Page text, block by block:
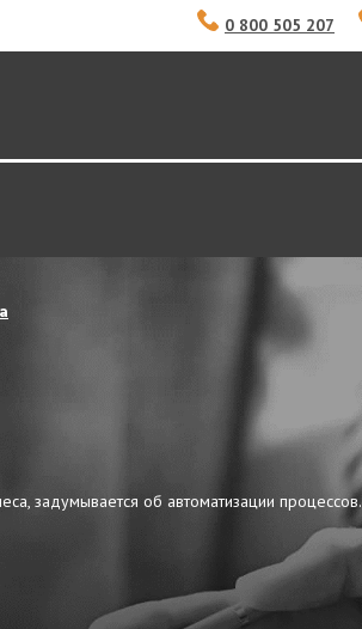
0 800 505 207
задумывается об автоматизации процессов.